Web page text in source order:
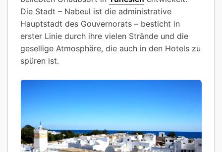
Die Stadt – Nabeul ist die administrative
Hauptstadt des Gouvernorats – besticht in
erster Linie durch ihre vielen Strände und die
gesellige Atmosphäre, die auch in den Hotels zu
spüren ist.